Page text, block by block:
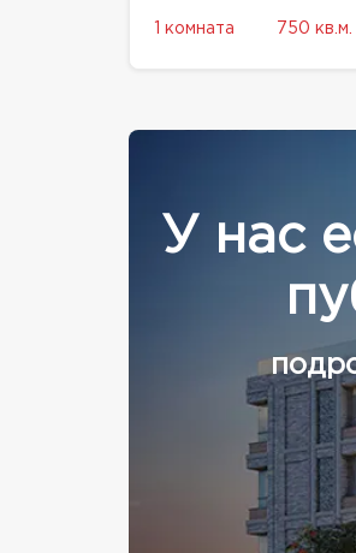
1 комната 750 кв.м.
У нас